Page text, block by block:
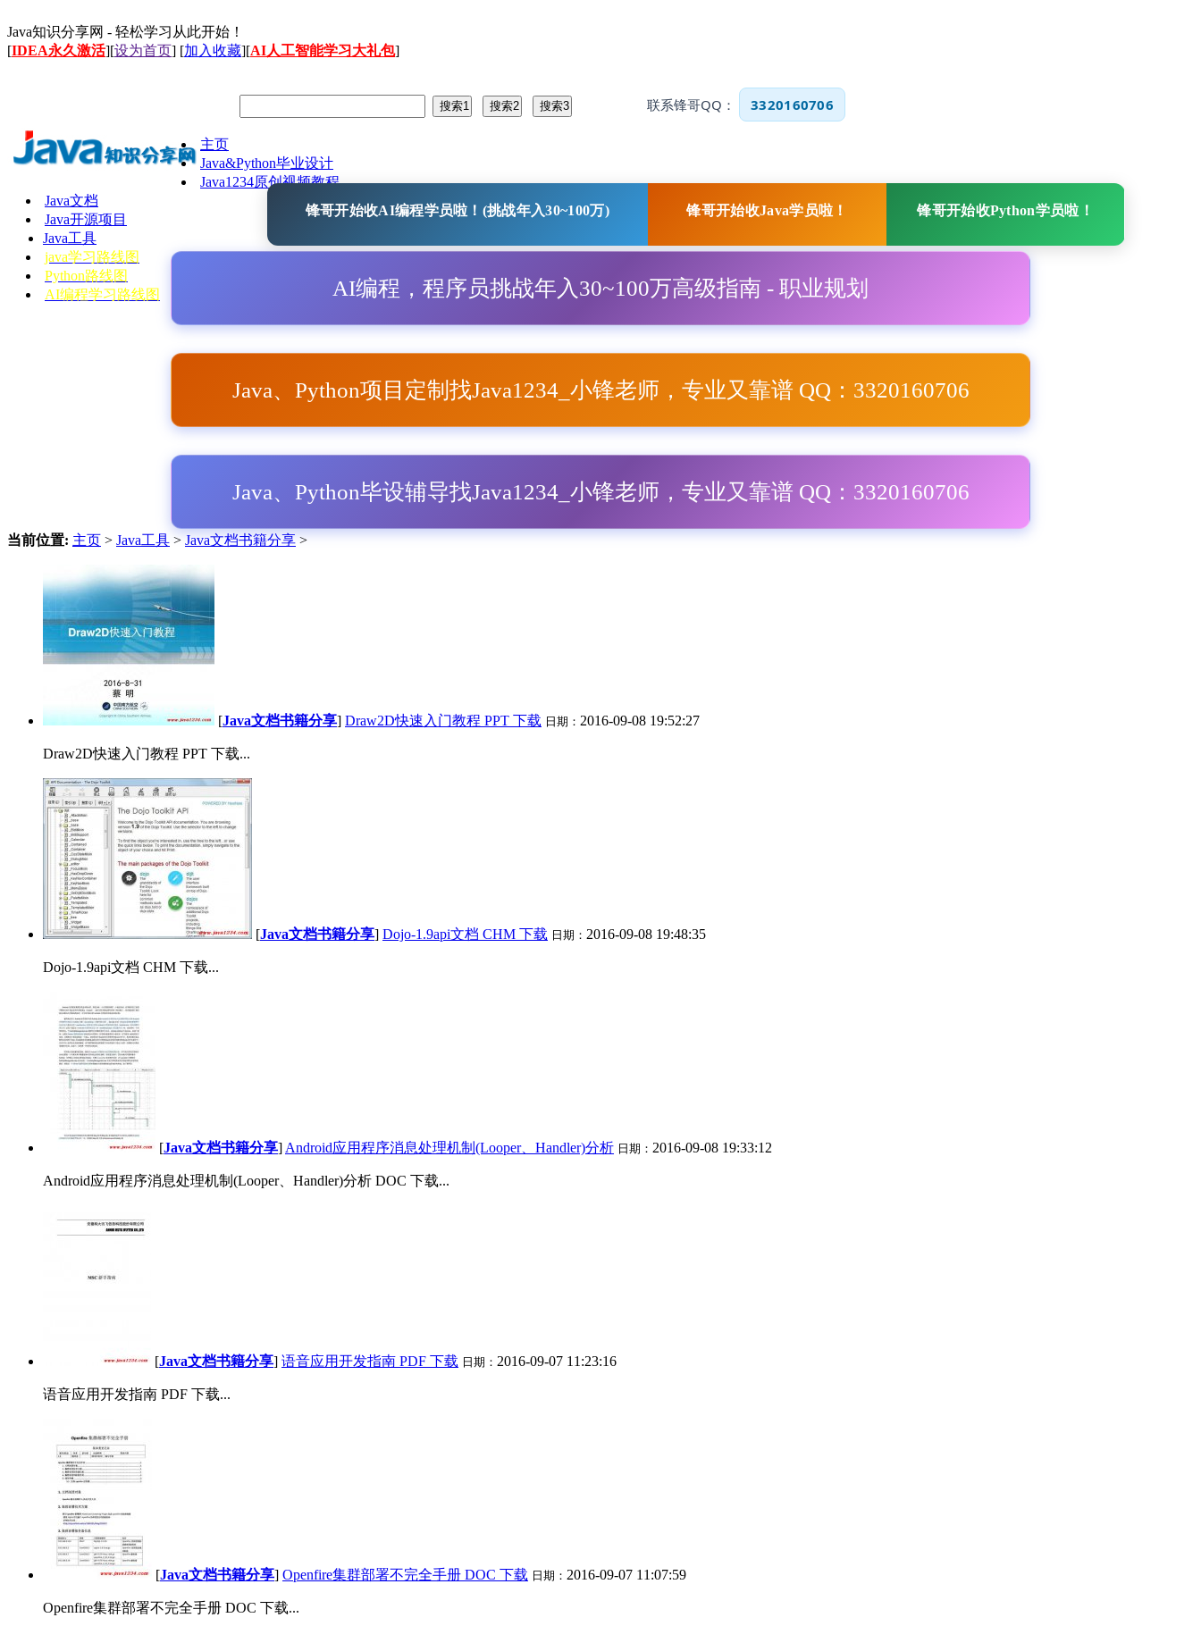
Java知识分享网 - 轻松学习从此开始！
[IDEA永久激活][设为首页] [加入收藏][AI人工智能学习大礼包]
联系锋哥QQ： 3320160706
主页
Java&Python毕业设计
Java1234原创视频教程
Java文档
Java开源项目
Java工具
java学习路线图
Python路线图
AI编程学习路线图
锋哥开始收AI编程学员啦！(挑战年入30~100万) 锋哥开始收Java学员啦！ 锋哥开始收Python学员啦！
AI编程，程序员挑战年入30~100万高级指南 - 职业规划
Java、Python项目定制找Java1234_小锋老师，专业又靠谱 QQ：3320160706
Java、Python毕设辅导找Java1234_小锋老师，专业又靠谱 QQ：3320160706
当前位置: 主页 > Java工具 > Java文档书籍分享 >
[Java文档书籍分享] Draw2D快速入门教程 PPT 下载 日期： 2016-09-08 19:52:27
Draw2D快速入门教程 PPT 下载...
[Java文档书籍分享] Dojo-1.9api文档 CHM 下载 日期： 2016-09-08 19:48:35
Dojo-1.9api文档 CHM 下载...
[Java文档书籍分享] Android应用程序消息处理机制(Looper、Handler)分析 日期： 2016-09-08 19:33:12
Android应用程序消息处理机制(Looper、Handler)分析 DOC 下载...
[Java文档书籍分享] 语音应用开发指南 PDF 下载 日期： 2016-09-07 11:23:16
语音应用开发指南 PDF 下载...
[Java文档书籍分享] Openfire集群部署不完全手册 DOC 下载 日期： 2016-09-07 11:07:59
Openfire集群部署不完全手册 DOC 下载...